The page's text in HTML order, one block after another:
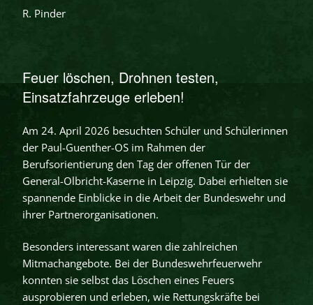
R. Pinder
Feuer löschen, Drohnen testen,
Einsatzfahrzeuge erleben!
Am 24. April 2026 besuchten Schüler und Schülerinnen
der Paul-Guenther-OS im Rahmen der
Berufsorientierung den Tag der offenen Tür der
General-Olbricht-Kaserne in Leipzig. Dabei erhielten sie
spannende Einblicke in die Arbeit der Bundeswehr und
ihrer Partnerorganisationen.
Besonders interessant waren die zahlreichen
Mitmachangebote. Bei der Bundeswehrfeuerwehr
konnten sie selbst das Löschen eines Feuers
ausprobieren und erleben, wie Rettungskräfte bei